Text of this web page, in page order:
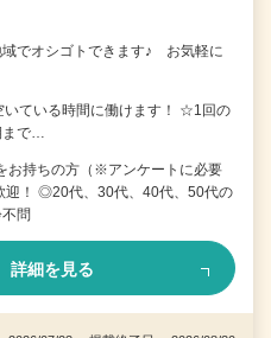
域でオシゴトできます♪ お気軽に
いている時間に働けます！ ☆1回の
まで…
お持ちの方（※アンケートに必要
迎！ ◎20代、30代、40代、50代の
問
詳細を見る